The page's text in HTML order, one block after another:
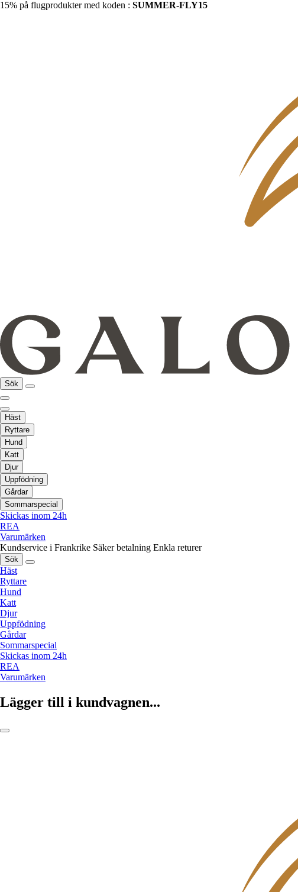
15% på flugprodukter med koden : SUMMER-FLY15
Sök
Häst
Ryttare
Hund
Katt
Djur
Uppfödning
Gårdar
Sommarspecial
Skickas inom 24h
REA
Varumärken
Kundservice i Frankrike Säker betalning Enkla returer
Sök
Häst
Ryttare
Hund
Katt
Djur
Uppfödning
Gårdar
Sommarspecial
Skickas inom 24h
REA
Varumärken
Lägger till i kundvagnen...